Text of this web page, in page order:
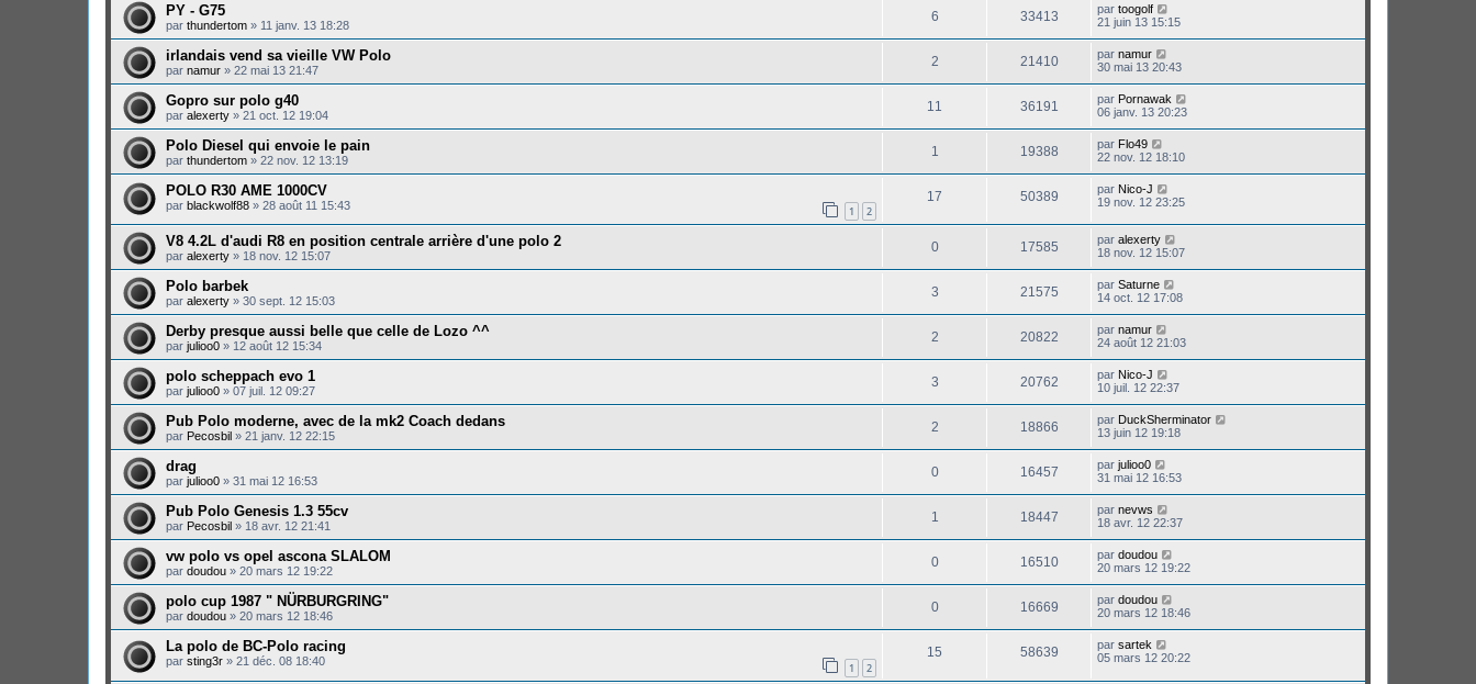
PY - G75
par thundertom » 11 janv. 13 18:28
6 33413 par toogolf
21 juin 13 15:15
irlandais vend sa vieille VW Polo
par namur » 22 mai 13 21:47
2 21410 par namur
30 mai 13 20:43
Gopro sur polo g40
par alexerty » 21 oct. 12 19:04
11 36191 par Pornawak
06 janv. 13 20:23
Polo Diesel qui envoie le pain
par thundertom » 22 nov. 12 13:19
1 19388 par Flo49
22 nov. 12 18:10
POLO R30 AME 1000CV
par blackwolf88 » 28 août 11 15:43 1 2
17 50389 par Nico-J
19 nov. 12 23:25
V8 4.2L d'audi R8 en position centrale arrière d'une polo 2
par alexerty » 18 nov. 12 15:07
0 17585 par alexerty
18 nov. 12 15:07
Polo barbek
par alexerty » 30 sept. 12 15:03
3 21575 par Saturne
14 oct. 12 17:08
Derby presque aussi belle que celle de Lozo ^^
par julioo0 » 12 août 12 15:34
2 20822 par namur
24 août 12 21:03
polo scheppach evo 1
par julioo0 » 07 juil. 12 09:27
3 20762 par Nico-J
10 juil. 12 22:37
Pub Polo moderne, avec de la mk2 Coach dedans
par Pecosbil » 21 janv. 12 22:15
2 18866 par DuckSherminator
13 juin 12 19:18
drag
par julioo0 » 31 mai 12 16:53
0 16457 par julioo0
31 mai 12 16:53
Pub Polo Genesis 1.3 55cv
par Pecosbil » 18 avr. 12 21:41
1 18447 par nevws
18 avr. 12 22:37
vw polo vs opel ascona SLALOM
par doudou » 20 mars 12 19:22
0 16510 par doudou
20 mars 12 19:22
polo cup 1987 " NÜRBURGRING"
par doudou » 20 mars 12 18:46
0 16669 par doudou
20 mars 12 18:46
La polo de BC-Polo racing
par sting3r » 21 déc. 08 18:40 1 2
15 58639 par sartek
05 mars 12 20:22